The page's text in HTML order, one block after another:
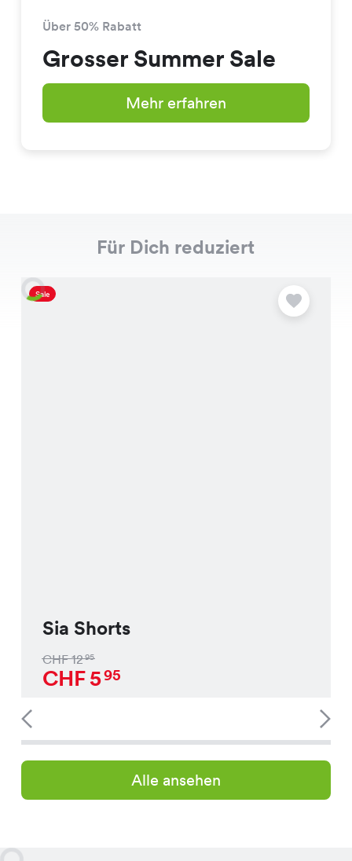
Über 50% Rabatt
Grosser Summer Sale
Mehr erfahren
Für Dich reduziert
Sale
Sia Shorts
CHF1295
CHF595
Alle ansehen